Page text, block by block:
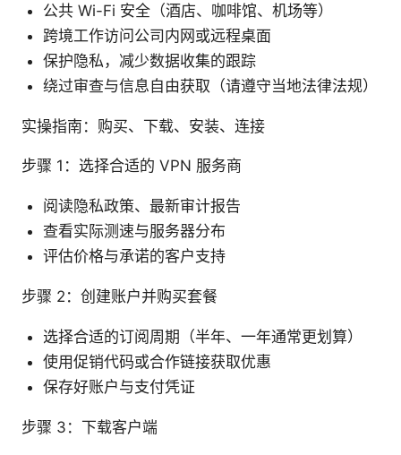
公共 Wi-Fi 安全（酒店、咖啡馆、机场等）
跨境工作访问公司内网或远程桌面
保护隐私，减少数据收集的跟踪
绕过审查与信息自由获取（请遵守当地法律法规）
实操指南：购买、下载、安装、连接
步骤 1：选择合适的 VPN 服务商
阅读隐私政策、最新审计报告
查看实际测速与服务器分布
评估价格与承诺的客户支持
步骤 2：创建账户并购买套餐
选择合适的订阅周期（半年、一年通常更划算）
使用促销代码或合作链接获取优惠
保存好账户与支付凭证
步骤 3：下载客户端